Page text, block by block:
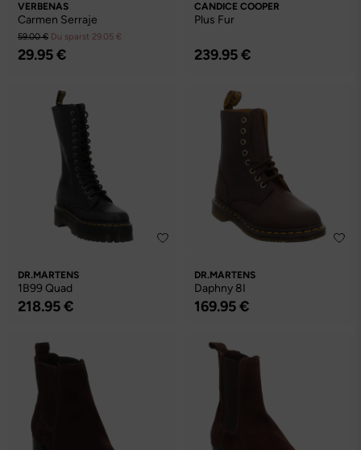
VERBENAS
Carmen Serraje
59.00 € Du sparst 29.05 €
29.95 €
CANDICE COOPER
Plus Fur
239.95 €
DR.MARTENS
1B99 Quad
218.95 €
DR.MARTENS
Daphny 8I
169.95 €